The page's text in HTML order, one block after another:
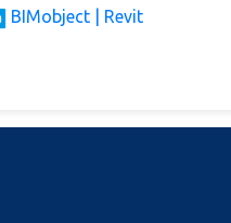
BIMobject | Revit